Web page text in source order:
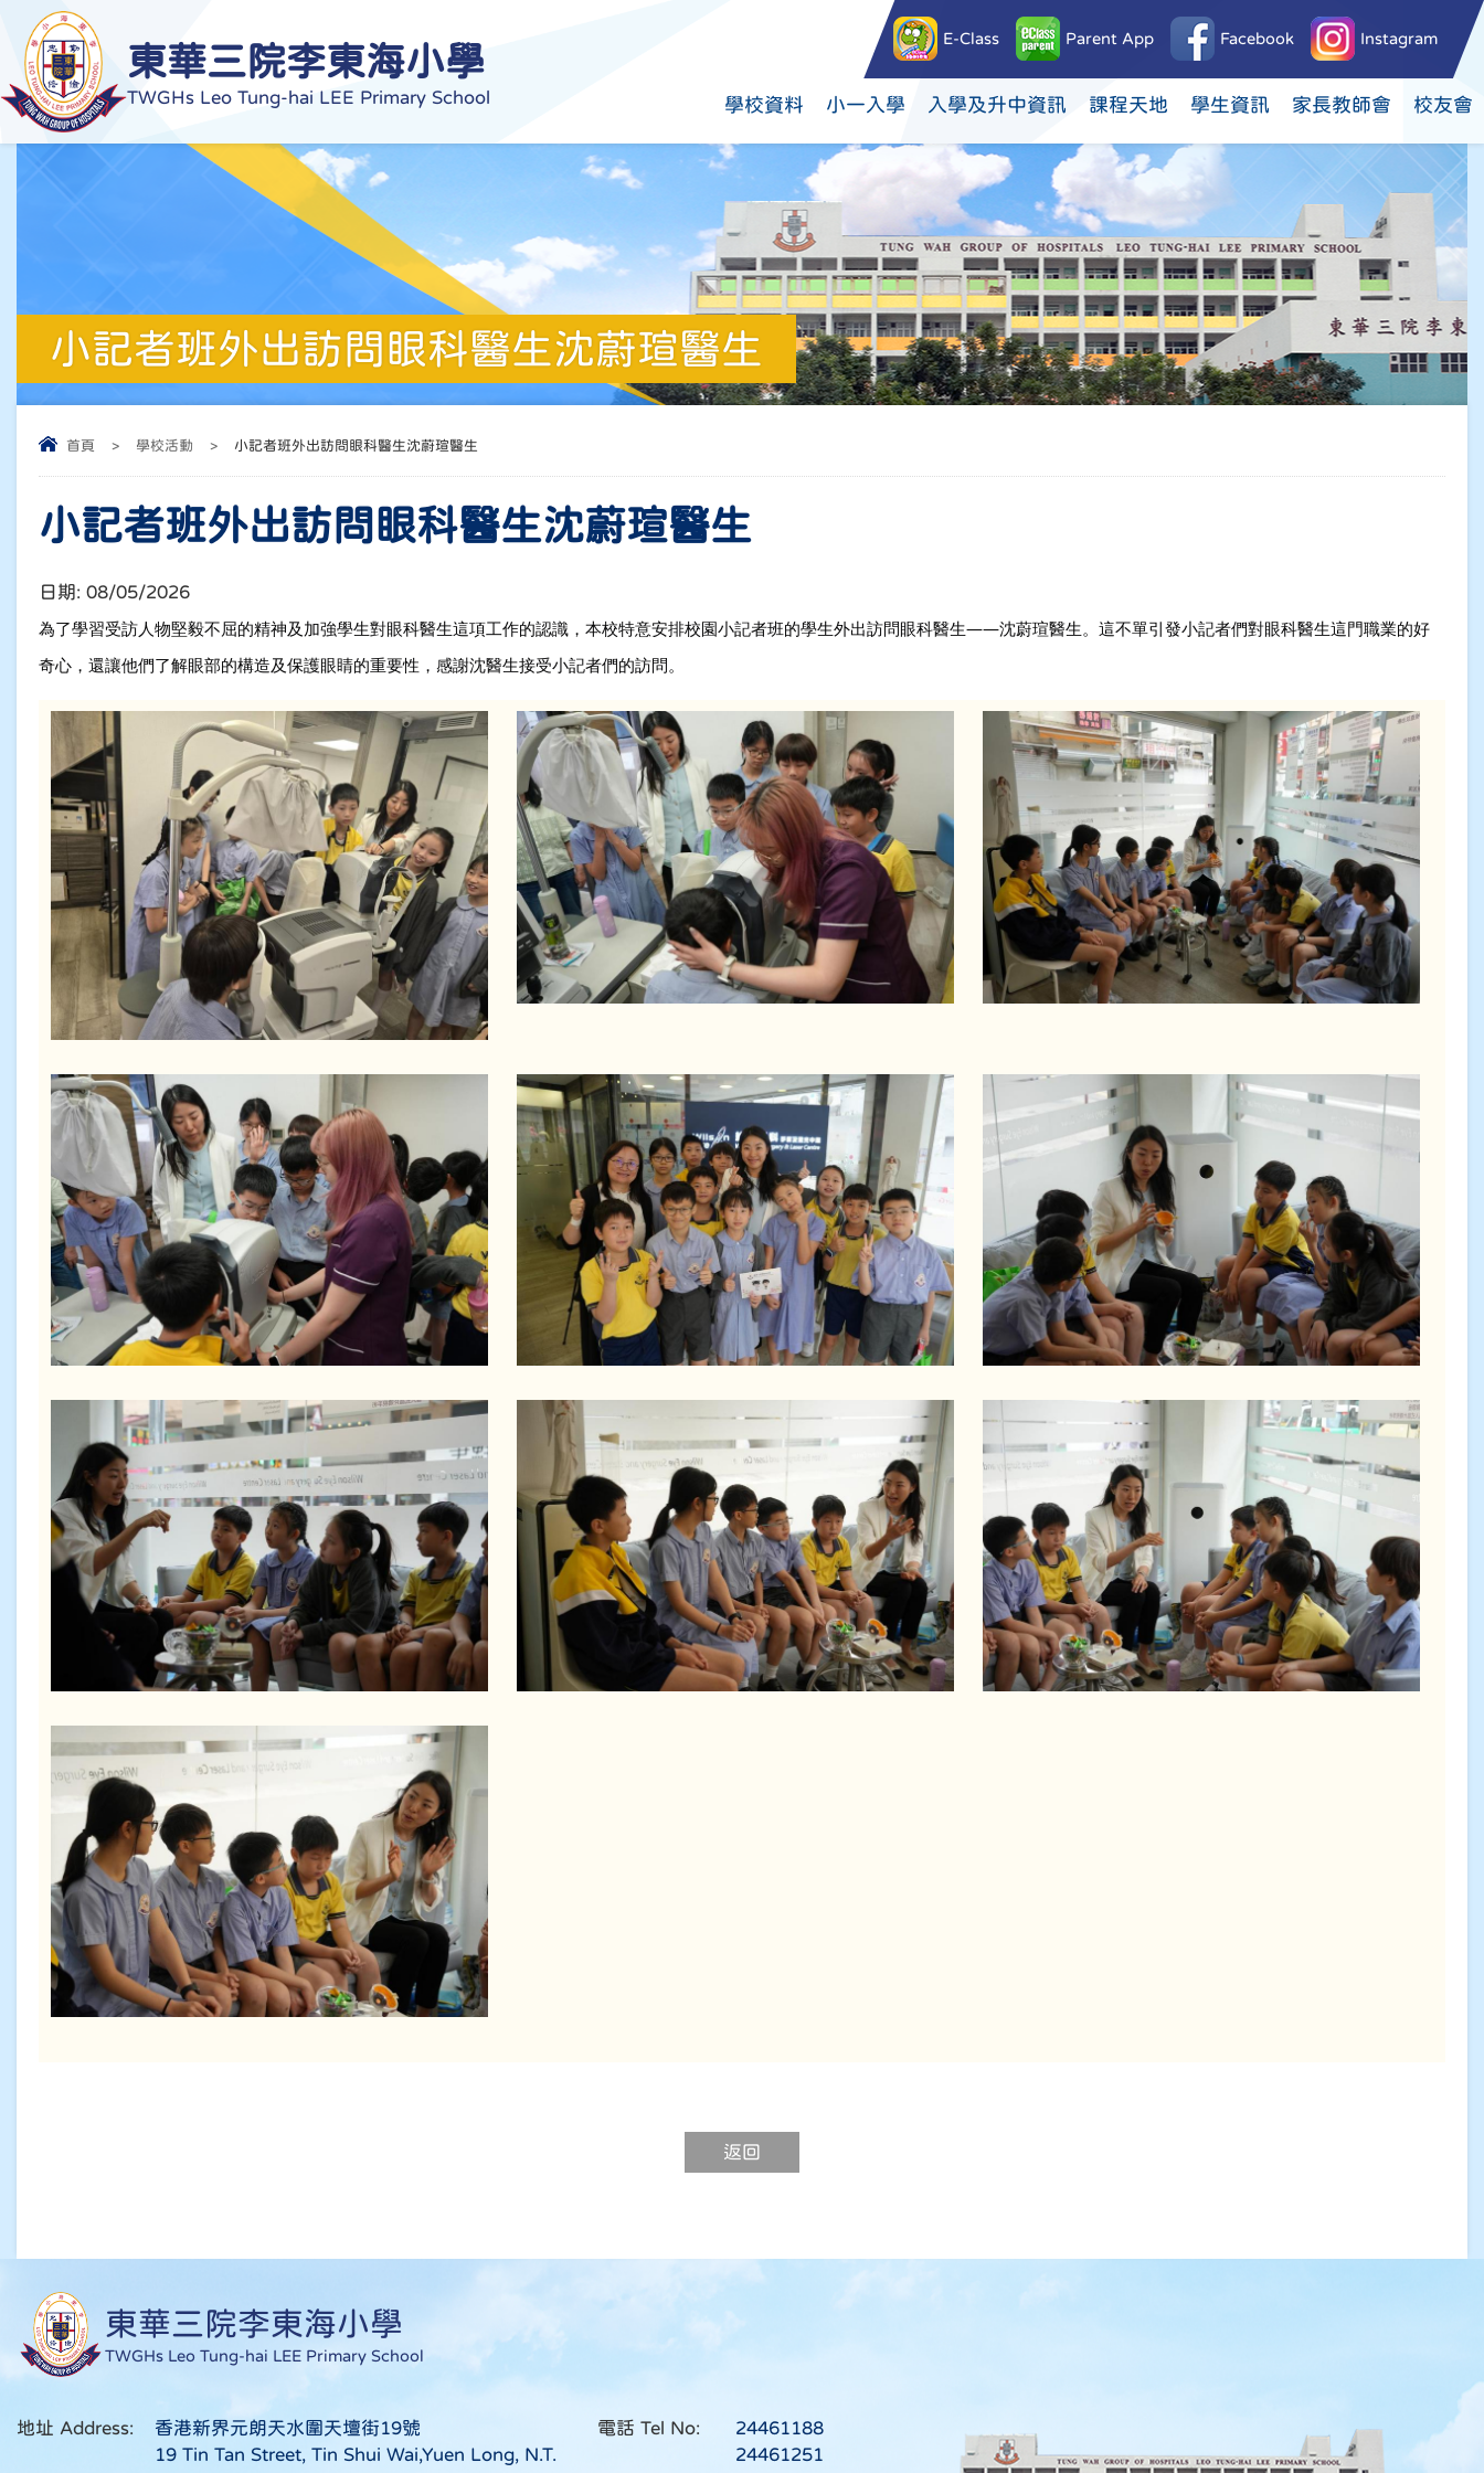
東華三院李東海小學
TWGHs Leo Tung-hai LEE Primary School
E-Class Parent App Facebook Instagram
學校資料 小一入學 入學及升中資訊 課程天地 學生資訊 家長教師會 校友會
小記者班外出訪問眼科醫生沈蔚瑄醫生
首頁 > 學校活動 > 小記者班外出訪問眼科醫生沈蔚瑄醫生
小記者班外出訪問眼科醫生沈蔚瑄醫生
日期: 08/05/2026
為了學習受訪人物堅毅不屈的精神及加強學生對眼科醫生這項工作的認識 ，本校特意安排校園小記者班的學生外出訪問眼科醫生——沈蔚瑄醫生。這不單引發小記者們對眼科醫生這門職業的好
奇心 ，還讓他們了解眼部的構造及保護眼睛的重要性，感謝沈醫生接受小記者們的訪問。
返回
東華三院李東海小學
TWGHs Leo Tung-hai LEE Primary School
地址 Address:
香港新界元朗天水圍天壇街19號
19 Tin Tan Street, Tin Shui Wai,Yuen Long, N.T.
電話 Tel No:
24461188
24461251